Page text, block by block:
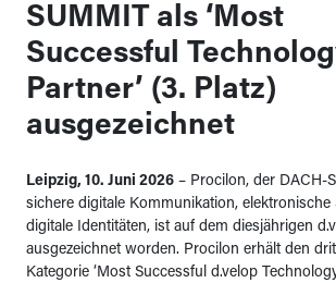
SUMMIT als ‘Most
Successful
Partner’ (3. Platz)
ausgezeichnet
Leipzig, 10. Juni 2026 – Procilon, der DACH-
sichere digitale Kommunikation, elektronische
digitale Identitäten, ist auf dem diesjährigen
ausgezeichnet worden. Procilon erhält den
Kategorie ‘Most Successful d.velop